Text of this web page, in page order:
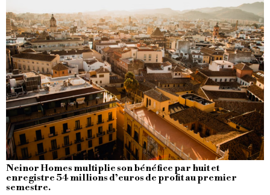
Neinor Homes multiplie son bénéfice par huit et
enregistre 54 millions d’euros de profit au premier
semestre.